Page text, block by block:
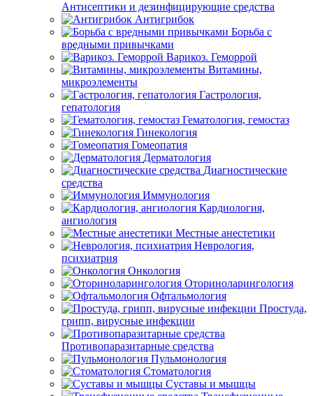
Антисептики и дезинфицирующие средства
Антигрибок
Борьба с
вредными привычками
Варикоз. Геморрой
Витамины,
микроэлементы
Гастрология,
гепатология
Гематология, гемостаз
Гинекология
Гомеопатия
Дерматология
Диагностические
средства
Иммунология
Кардиология,
ангиология
Местные анестетики
Неврология,
психиатрия
Онкология
Оториноларингология
Офтальмология
Простуда,
грипп, вирусные инфекции
Противопаразитарные средства
Пульмонология
Стоматология
Суставы и мышцы